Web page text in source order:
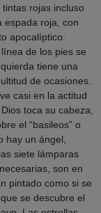
rojas incluso
espada roja, con
apocalíptico:
de los pies se
tiene una
de ocasiones.
casi en la actitud
toca su cabeza,
el “basileos” o
hay un ángel,
siete lámparas
son en
pintado como si se
se descubre el